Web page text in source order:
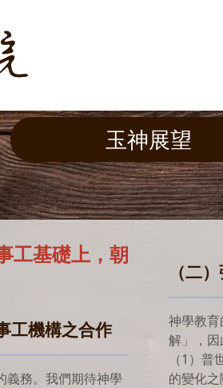
玉神展望
工基礎上，朝
工機構之合作
義務。我們期待神學
（二
神學教
解」，
（1）
的變化之